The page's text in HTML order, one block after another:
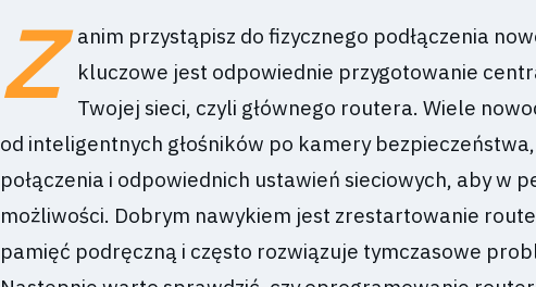
Z
anim przystąpisz do fizycznego podłączenia
kluczowe jest odpowiednie przygotowanie
Twojej sieci, czyli głównego routera. Wiele
od inteligentnych głośników po kamery
połączenia i odpowiednich ustawień sieciowych, aby w
możliwości. Dobrym nawykiem jest zrestartowanie
pamięć podręczną i często rozwiązuje tymczasowe